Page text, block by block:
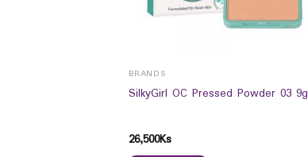
BRANDS
SilkyGirl OC Pressed Powder 03 9g
26,500Ks